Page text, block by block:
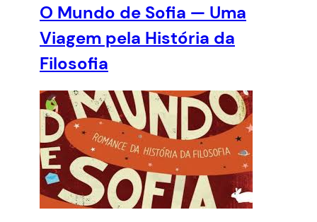
O Mundo de Sofia — Uma
Viagem pela História da
Filosofia